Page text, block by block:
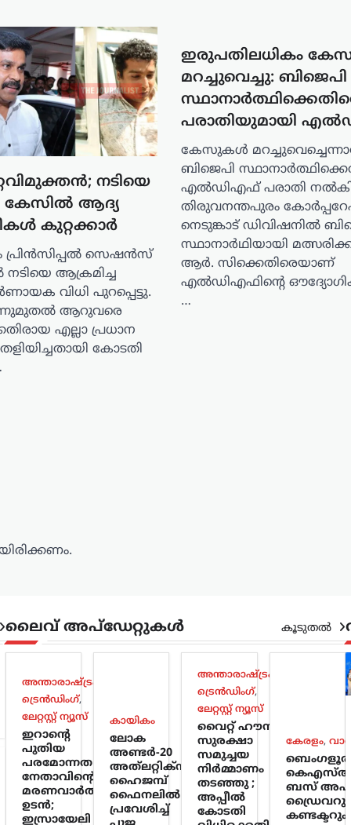
നടിയെ
കേസിൽ ആദ്യ
കുറ്റക്കാർ
സെഷൻസ്
ആക്രമിച്ച
വിധി പുറപ്പെട്ടു.
ആറുവരെ
എല്ലാ പ്രധാന
കോടതി
ഇരുപതിലധികം
മറച്ചുവെച്ചു: ബിജെപി
പരാതിയുമായി
കേസുകൾ
ബിജെപി
എൽഡിഎഫ് പരാതി
തിരുവനന്തപുരം
നെടുങ്കാട് ഡിവിഷനിൽ
സ്ഥാനാർഥിയായി
ആർ. സിക്കെതിരെയാണ്
എൽഡിഎഫിന്റെ
…
ലൈവ് അപ്‌ഡേറ്റുകൾ കൂടുതൽ
അന്താരാഷ്ട്രം
ട്രെൻഡിംഗ്,
ലേറ്റസ്റ്റ് ന്യൂസ്
ഇറാന്റെ
പുതിയ
പരമോന്നത
നേതാവിന്റെ
മരണവാർത്ത
ഉടൻ;
ഇസ്രായേലി
കായികം
ലോക
അണ്ടർ-20
അത്‌ലറ്റിക്സ്:
ഹൈജമ്പ്
ഫൈനലിൽ
പ്രവേശിച്ച്
അന്താരാഷ്ട്രം
ട്രെൻഡിംഗ്,
ലേറ്റസ്റ്റ് ന്യൂസ്
വൈറ്റ് ഹൗസ്
സുരക്ഷാ
സമുച്ചയ
നിർമ്മാണം
തടഞ്ഞു ;
അപ്പീൽ
കോടതി
കേരളം,
ബസ്
ഡ്രൈവറും
കണ്ടക്ടറും